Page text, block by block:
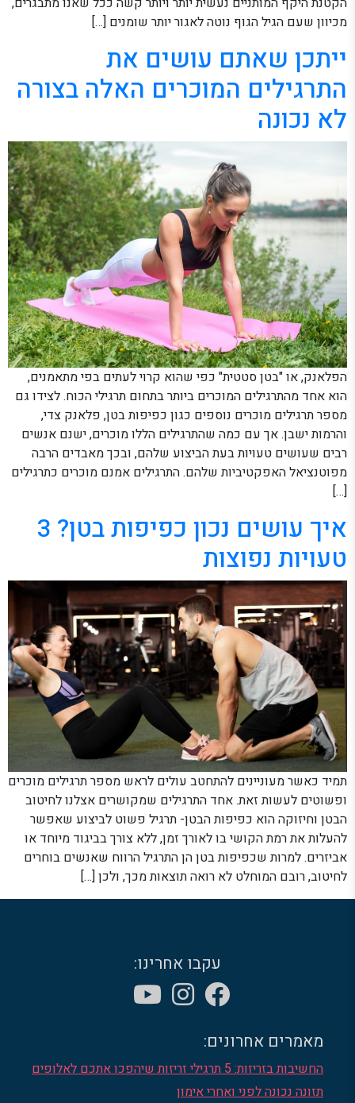
מכיוון שעם הגיל הגוף נוטה לאגור יותר שומנים […]
ייתכן שאתם עושים את
התרגילים המוכרים האלה בצורה
לא נכונה
הפלאנק, או "בטן סטטית" כפי שהוא קרוי לעתים בפי מתאמנים,
הוא אחד מהתרגילים המוכרים ביותר בתחום תרגילי הכוח. לצידו גם
מספר תרגילים מוכרים נוספים כגון כפיפות בטן, פלאנק צדי,
והרמות ישבן. אך עם כמה שהתרגילים הללו מוכרים, ישנם אנשים
רבים שעושים טעויות בעת הביצוע שלהם, ובכך מאבדים הרבה
מפוטנציאל האפקטיביות שלהם. התרגילים אמנם מוכרים כתרגילים
[…]
איך עושים נכון כפיפות בטן? 3
טעויות נפוצות
תמיד כאשר מעוניינים להתחטב עולים לראש מספר תרגילים מוכרים
ופשוטים לעשות זאת. אחד התרגילים שמקושרים אצלנו לחיטוב
הבטן וחיזוקה הוא כפיפות הבטן- תרגיל פשוט לביצוע שאפשר
להעלות את רמת הקושי בו לאורך זמן, ללא צורך בביגוד מיוחד או
אביזרים. למרות שכפיפות בטן הן התרגיל הרווח שאנשים בוחרים
לחיטוב, רובם המוחלט לא רואה תוצאות מכך, ולכן […]
עקבו אחרינו:
מאמרים אחרונים:
החשיבות בזריזות: 5 תרגילי זריזות שיהפכו אתכם לאלופים
תזונה נכונה לפני ואחרי אימון